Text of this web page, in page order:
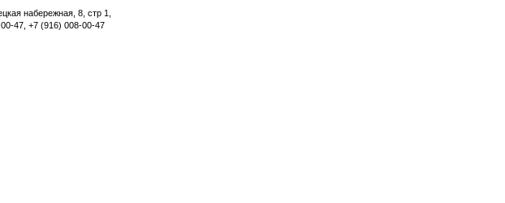
набережная, 8, стр 1,
47, +7 (916) 008-00-47